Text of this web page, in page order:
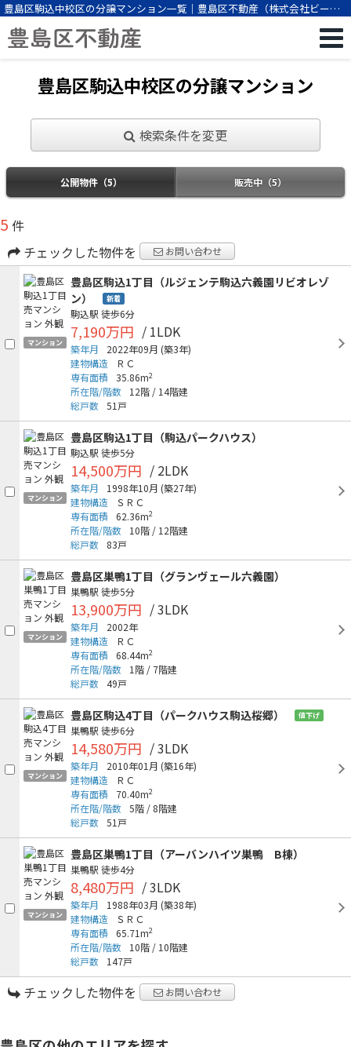
豊島区駒込中校区の分譲マンション一覧｜豊島区不動産（株式会社ビーエ
スパートナー）
豊島区駒込中校区の分譲マンション
検索条件を変更
公開物件（5） 販売中（5）
5 件
チェックした物件を
お問い合わせ
マンション
豊島区駒込1丁目（ルジェンテ駒込六義園リビオレゾ
ン）
新着
駒込駅 徒歩6分
7,190万円 / 1LDK
築年月 2022年09月 (築3年)
建物構造
ＲＣ
専有面積
35.86m2
所在階/階数 12階 / 14階建
総戸数 51戸
マンション
豊島区駒込1丁目（駒込パークハウス）
駒込駅 徒歩5分
14,500万円 / 2LDK
築年月 1998年10月 (築27年)
建物構造
ＳＲＣ
専有面積
62.36m2
所在階/階数 10階 / 12階建
総戸数
83戸
マンション
豊島区巣鴨1丁目（グランヴェール六義園）
巣鴨駅 徒歩5分
13,900万円 / 3LDK
築年月
2002年
建物構造
ＲＣ
専有面積
68.44m2
所在階/階数 1階 / 7階建
総戸数 49戸
マンション
豊島区駒込4丁目（パークハウス駒込桜郷） 値下げ
巣鴨駅 徒歩6分
14,580万円 / 3LDK
築年月 2010年01月 (築16年)
建物構造
ＲＣ
専有面積
70.40m2
所在階/階数 5階 / 8階建
総戸数 51戸
マンション
豊島区巣鴨1丁目（アーバンハイツ巣鴨 B棟）
巣鴨駅 徒歩4分
8,480万円 / 3LDK
築年月 1988年03月 (築38年)
建物構造
ＳＲＣ
専有面積
65.71m2
所在階/階数 10階 / 10階建
総戸数
147戸
チェックした物件を お問い合わせ